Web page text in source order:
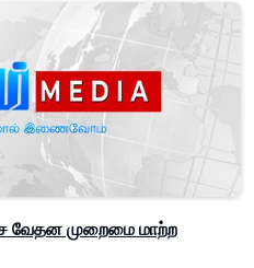
முறைமை மாற்ற